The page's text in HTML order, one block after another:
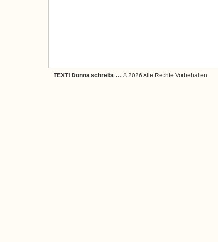
TEXT! Donna schreibt … © 2026 Alle Rechte Vorbehalten.